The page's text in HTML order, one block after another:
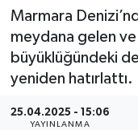
Marmara
meydana gelen
büyüklüğündeki
yeniden hatırlattı.
25.04.2025 - 15:06
YAYINLANMA
MAGAZİN
KÜLTÜR
Son Dakika
Haber Arşivi